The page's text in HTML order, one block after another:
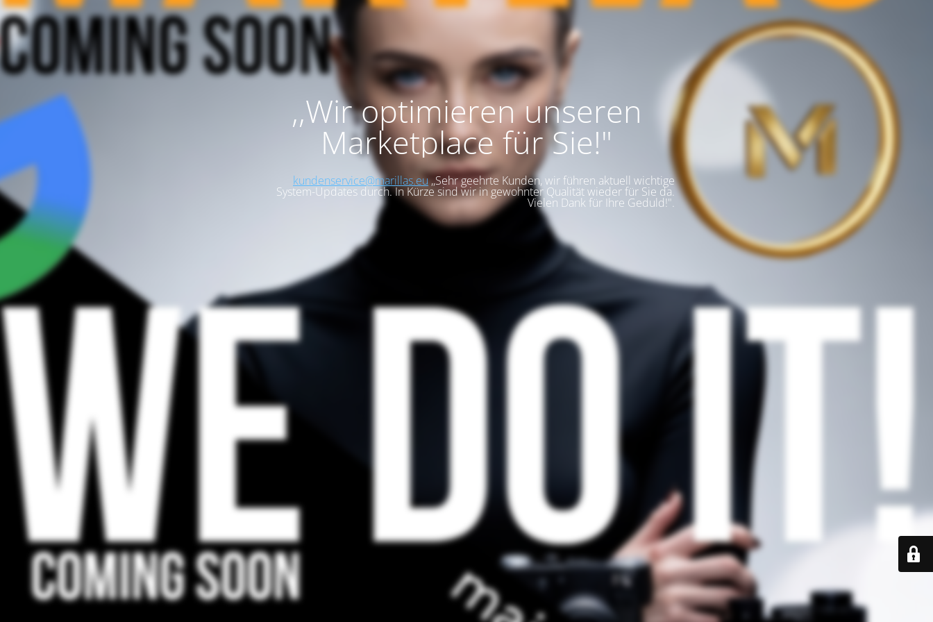
,,Wir optimieren unseren
Marketplace für Sie!"
kundenservice@marillas.eu,,Sehr geehrte Kunden, wir führen aktuell wichtige
System-Updates durch. In Kürze sind wir in gewohnter Qualität wieder für Sie da.
Vielen Dank für Ihre Geduld!".